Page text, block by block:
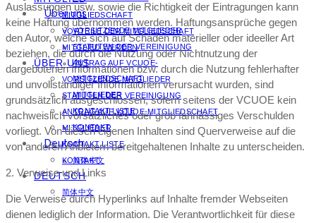
Über uns
VORSITZENDE MITGLIEDER
STATUTEN DER VEREINIGUNG
ANTRAG AUF VCUOE-
MITGLIEDSCHAFT
MITGLIEDER
KONTAKT LISTE
KONTAKT
Deutsch
简体中文
MITGLIEDSCHAFT
VORTEILE DER MITGLIEDSCHAFT
MITGLIED WERDEN
ÜBER UNS
VORSITZENDE MITGLIEDER
STATUTEN DER VEREINIGUNG
ANTRAG AUF VCUOE-MITGLIEDSCHAFT
MITGLIEDER
KONTAKT LISTE
KONTAKT
DEUTSCH
简体中文
Auslassungen usw. sowie die Richtigkeit der Eintragungen kann
keine Haftung übernommen werden. Haftungsansprüche gegen
den Autor, welche sich auf Schäden materieller oder ideeller Art
beziehen, die durch die Nutzung oder Nichtnutzung der
dargebotenen Informationen bzw. durch die Nutzung fehlerhafter
und unvollständiger Informationen verursacht wurden, sind
grundsätzlich ausgeschlossen, sofern seitens der VCUOE kein
nachweislich vorsätzliches oder grob fahrlässiges Verschulden
vorliegt. Von diesen eigenen Inhalten sind Querverweise auf die
von anderen Anbietern bereitgehaltenen Inhalte zu unterscheiden.
2. Verweise und Links
Die Verweise durch Hyperlinks auf Inhalte fremder Webseiten
dienen lediglich der Information. Die Verantwortlichkeit für diese